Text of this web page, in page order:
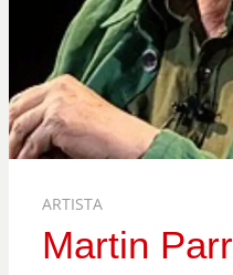
ARTISTA
Martin Parr